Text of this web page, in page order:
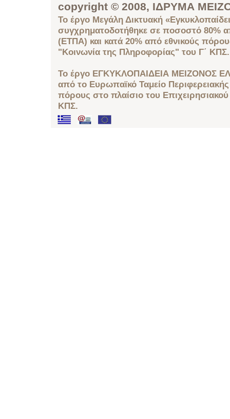
copyright © 2008, ΙΔΡΥΜΑ
Το έργο Μεγάλη Δικτυακή
συγχρηματοδοτήθηκε σε ποσοστό 80%
(ΕΤΠΑ) και κατά 20% από εθνικούς
"Κοινωνία της Πληροφορίας" του Γ΄ ΚΠΣ.
Το έργο ΕΓΚΥΚΛΟΠΑΙΔΕΙΑ ΜΕΙΖΟΝΟΣ
από το Ευρωπαϊκό Ταμείο
πόρους στο πλαίσιο του
ΚΠΣ.